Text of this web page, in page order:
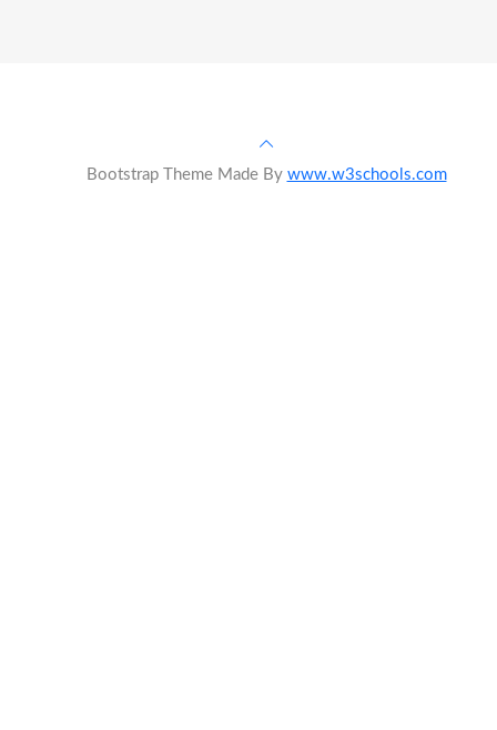
Bootstrap Theme Made By www.w3schools.com